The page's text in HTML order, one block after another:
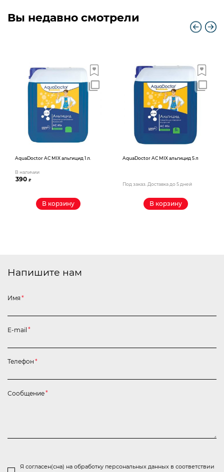
Вы недавно смотрели
AquaDoctor AС MIX альгицид 1 л.
В наличии
390₽
В корзину
AquaDoctor AС MIX альгицид 5 л
Под заказ. Доставка до 5 дней
В корзину
Напишите нам
Имя *
E-mail *
Я согласен(сна) на обработку персональных данных в соответствии
Телефон *
Сообщение*